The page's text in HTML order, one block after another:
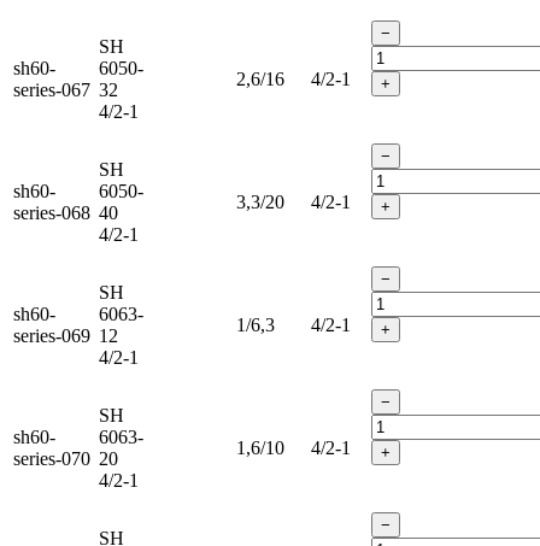
sh60-
series-067
SH
6050-
32
4/2-1
2,6/16 4/2-1
−
+
sh60-
series-068
SH
6050-
40
4/2-1
3,3/20 4/2-1
−
+
sh60-
series-069
SH
6063-
12
4/2-1
1/6,3 4/2-1
−
+
sh60-
series-070
SH
6063-
20
4/2-1
1,6/10 4/2-1
−
+
SH
−